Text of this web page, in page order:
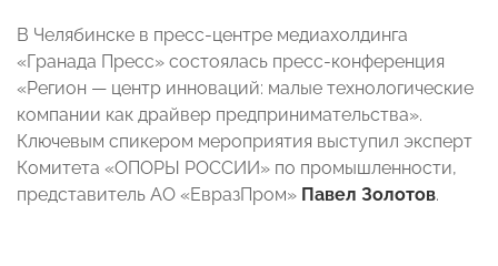
В Челябинске в пресс-центре медиахолдинга
«Гранада Пресс» состоялась пресс-конференция
«Регион — центр инноваций: малые технологические
компании как драйвер предпринимательства».
Ключевым спикером мероприятия выступил эксперт
Комитета «ОПОРЫ РОССИИ» по промышленности,
представитель АО «ЕвразПром» Павел Золотов.